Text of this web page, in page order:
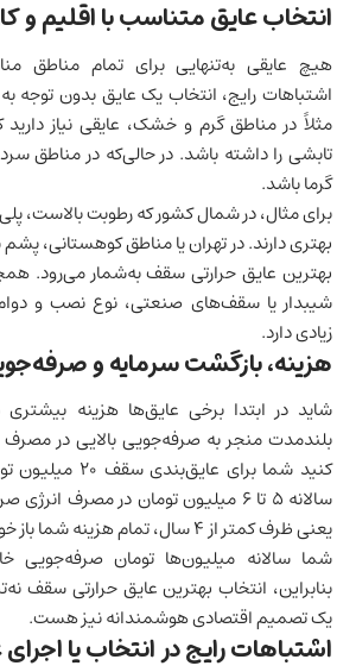
انتخاب عایق متناسب با اقلیم و
هیچ عایقی به‌تنهایی برای تمام مناطق
اشتباهات رایج، انتخاب یک عایق بدون توجه
مثلاً در مناطق گرم و خشک، عایقی نیاز دارید
تابشی را داشته باشد. در حالی‌که در مناطق
گرما باشد.
بهتری دارند. در تهران یا مناطق کوهستانی،
بهترین عایق حرارتی سقف به‌شمار می‌رود.
شیبدار یا سقف‌های صنعتی، نوع نصب و
زیادی دارد.
هزینه، بازگشت سرمایه و
شاید در ابتدا برخی عایق‌ها هزینه بیشتری
بلندمدت منجر به صرفه‌جویی بالایی در
کنید شما برای
سالانه ۵ تا ۶ میلیون تومان در مصرف
یعنی ظرف کمتر از ۴ سال، تمام
شما سالانه میلیون‌ها تومان صرفه‌جویی
بنابراین، انتخاب بهترین عایق حرارتی سقف
یک تصمیم اقتصادی هوشمندانه نیز هست.
اشتباهات رایج در انتخاب یا